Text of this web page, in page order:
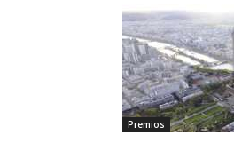
Premios